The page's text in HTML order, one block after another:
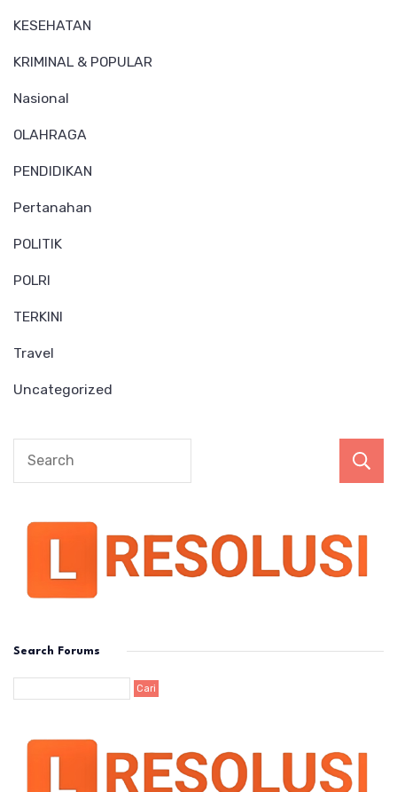
KESEHATAN
KRIMINAL & POPULAR
Nasional
OLAHRAGA
PENDIDIKAN
Pertanahan
POLITIK
POLRI
TERKINI
Travel
Uncategorized
Search Forums